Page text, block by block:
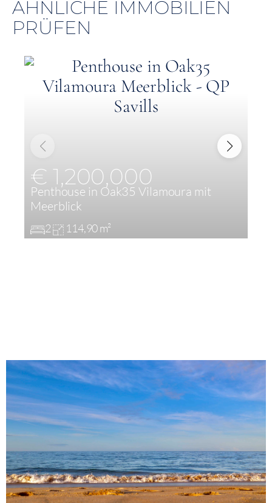
ÄHNLICHE IMMOBILIEN
PRÜFEN
€ 1,200,000
Penthouse in Oak35 Vilamoura mit
Meerblick
2 114,90 m²